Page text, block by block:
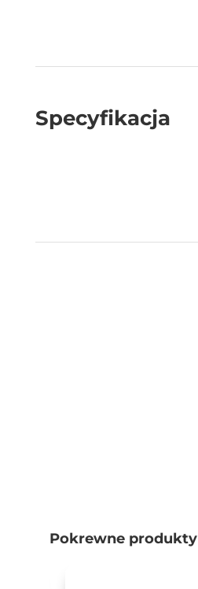
Specyfikacja
Pokrewne produkty